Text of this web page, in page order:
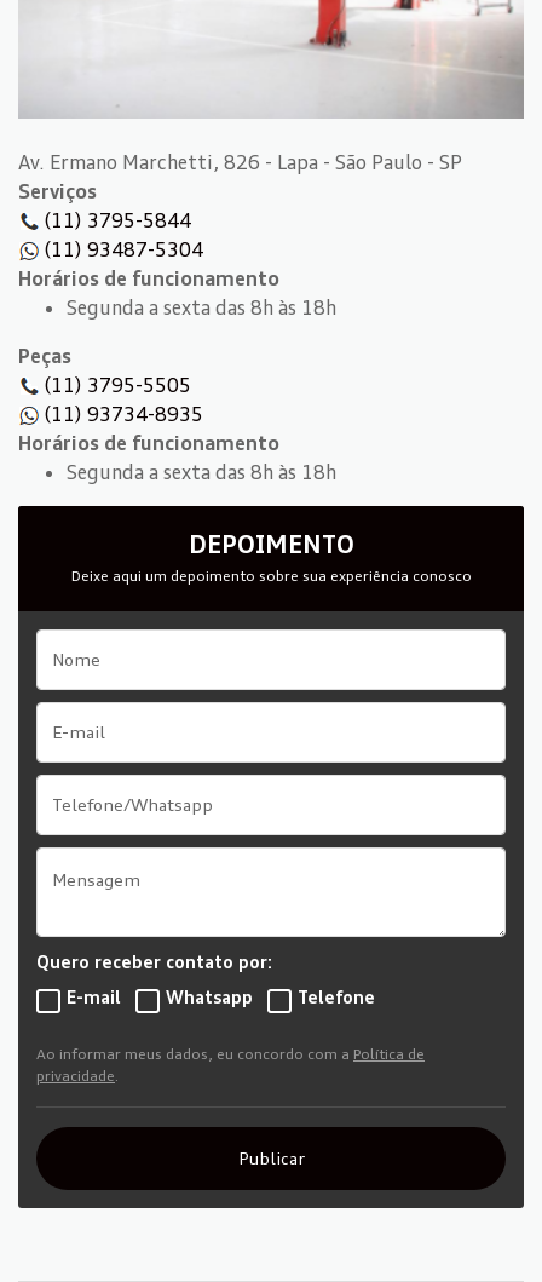
Av. Ermano Marchetti, 826 - Lapa - São Paulo - SP
Serviços
(11) 3795-5844
(11) 93487-5304
Horários de funcionamento
Segunda a sexta das 8h às 18h
Peças
(11) 3795-5505
(11) 93734-8935
Horários de funcionamento
Segunda a sexta das 8h às 18h
DEPOIMENTO
Deixe aqui um depoimento sobre sua experiência conosco
Quero receber contato por:
E-mail
Whatsapp Telefone
Ao informar meus dados, eu concordo com a Política de
privacidade
Publicar